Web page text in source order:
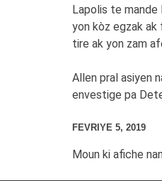
Lapolis te mande
yon kòz egzak
tire ak yon zam
Allen pral asiyen
envestige pa
FEVRIYE 5, 2019
Moun ki afiche